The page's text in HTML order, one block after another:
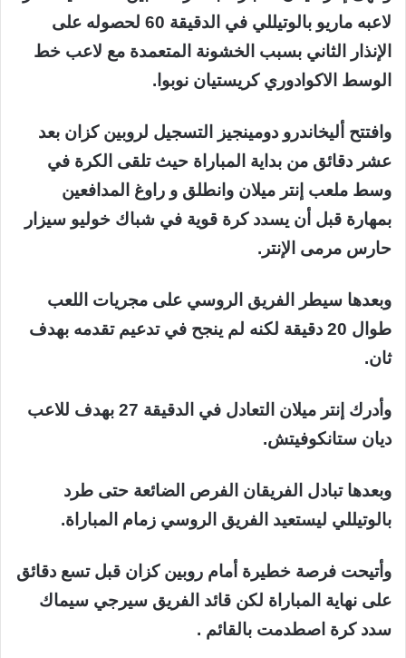
لاعبه ماريو بالوتيللي في الدقيقة 60 لحصوله على
الإنذار الثاني بسبب الخشونة المتعمدة مع لاعب خط
الوسط الاكوادوري كريستيان نوبوا.
وافتتح أليخاندرو دومينجيز التسجيل لروبين كزان بعد
عشر دقائق من بداية المباراة حيث تلقى الكرة في
وسط ملعب إنتر ميلان وانطلق و راوغ المدافعين
بمهارة قبل أن يسدد كرة قوية في شباك خوليو سيزار
حارس مرمى الإنتر.
وبعدها سيطر الفريق الروسي على مجريات اللعب
طوال 20 دقيقة لكنه لم ينجح في تدعيم تقدمه بهدف
ثان.
وأدرك إنتر ميلان التعادل في الدقيقة 27 بهدف للاعب
ديان ستانكوفيتش.
وبعدها تبادل الفريقان الفرص الضائعة حتى طرد
بالوتيللي ليستعيد الفريق الروسي زمام المباراة.
وأتيحت فرصة خطيرة أمام روبين كزان قبل تسع دقائق
على نهاية المباراة لكن قائد الفريق سيرجي سيماك
سدد كرة اصطدمت بالقائم .